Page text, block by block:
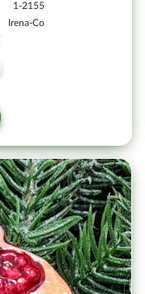
1-2155
Irena-Co